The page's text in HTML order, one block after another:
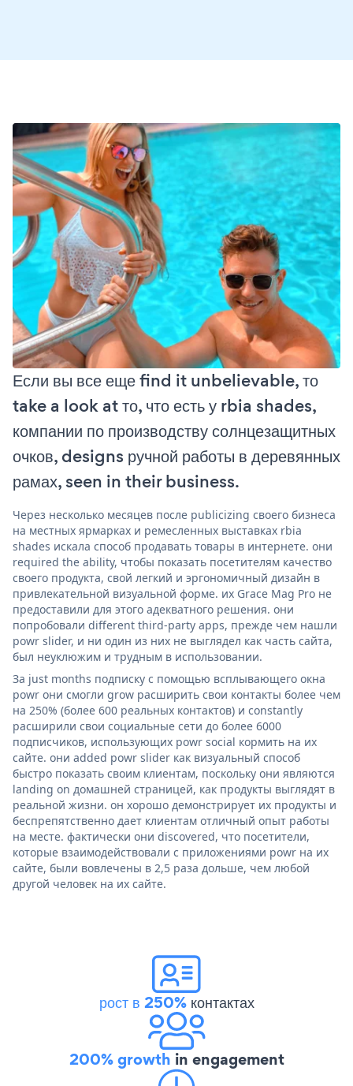
Если вы все еще find it unbelievable, то
take a look at то, что есть у rbia shades,
компании по производству солнцезащитных
очков, designs ручной работы в деревянных
рамах, seen in their business.
Через несколько месяцев после publicizing своего бизнеса
на местных ярмарках и ремесленных выставках rbia
shades искала способ продавать товары в интернете. они
required the ability, чтобы показать посетителям качество
своего продукта, свой легкий и эргономичный дизайн в
привлекательной визуальной форме. их Grace Mag Pro не
предоставили для этого адекватного решения. они
попробовали different third-party apps, прежде чем нашли
powr slider, и ни один из них не выглядел как часть сайта,
был неуклюжим и трудным в использовании.
За just months подписку с помощью всплывающего окна
powr они смогли grow расширить свои контакты более чем
на 250% (более 600 реальных контактов) и constantly
расширили свои социальные сети до более 6000
подписчиков, использующих powr social кормить на их
сайте. они added powr slider как визуальный способ
быстро показать своим клиентам, поскольку они являются
landing on домашней страницей, как продукты выглядят в
реальной жизни. он хорошо демонстрирует их продукты и
беспрепятственно дает клиентам отличный опыт работы
на месте. фактически они discovered, что посетители,
которые взаимодействовали с приложениями powr на их
сайте, были вовлечены в 2,5 раза дольше, чем любой
другой человек на их сайте.
рост в 250%контактах
200% growth in engagement